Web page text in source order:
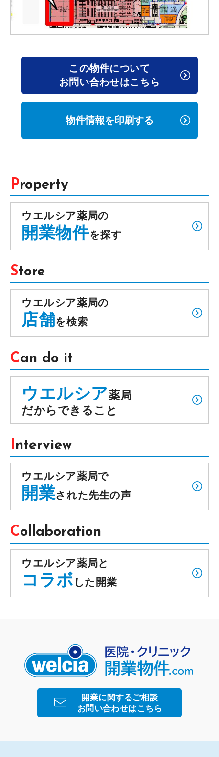
この物件について
お問い合わせはこちら
物件情報を印刷する
Property
ウエルシア薬局の
開業物件を探す
Store
ウエルシア薬局の
店舗を検索
Can do it
ウエルシア薬局
だからできること
Interview
ウエルシア薬局で
開業された先生の声
Collaboration
ウエルシア薬局と
コラボ した開業
開業に関するご相談
お問い合わせはこちら